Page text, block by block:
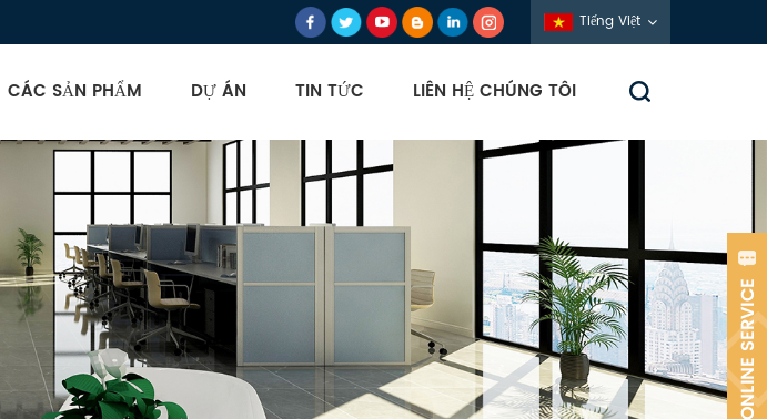
Tiếng Việt
CÁC SẢN PHẨM DỰ ÁN TIN TỨC LIÊN HỆ CHÚNG TÔI